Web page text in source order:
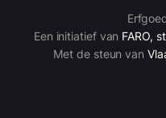
Een initiatief van FARO,
Met de steun van